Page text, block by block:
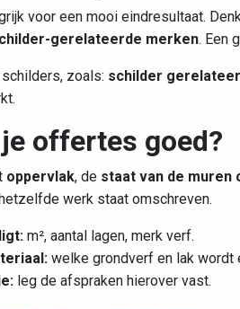
voor een mooi eindresultaat.
gerelateerde merken. Een
zoals: schilder
offertes goed?
oppervlak, de staat van de muren
werk staat omschreven.
m², aantal lagen, merk verf.
welke grondverf en lak wordt
leg de afspraken hierover vast.